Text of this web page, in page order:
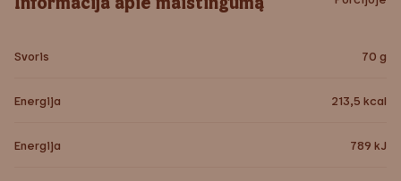
Svoris 70 g
Energija 213,5 kcal
Energija 789 kJ